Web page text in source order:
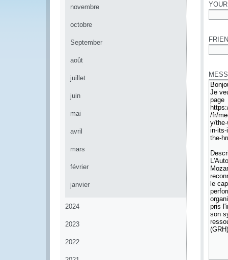
novembre
octobre
September
août
juillet
juin
mai
avril
mars
février
janvier
2024
2023
2022